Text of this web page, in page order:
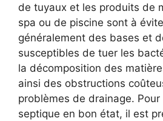
de tuyaux et les produits de
spa ou de piscine sont à
généralement des bases et
susceptibles de tuer les
la décomposition des
ainsi des obstructions
problèmes de drainage. Pour
septique en bon état, il est